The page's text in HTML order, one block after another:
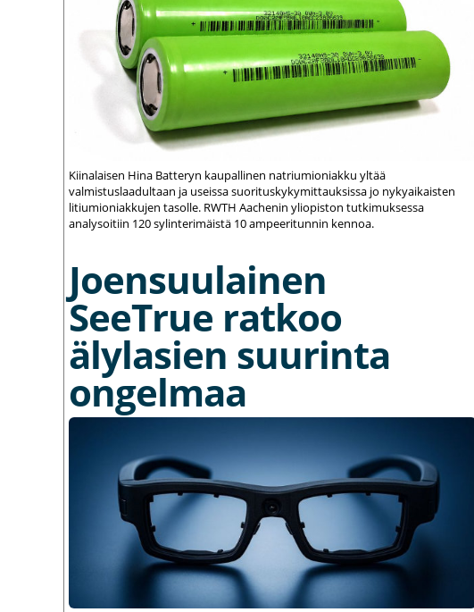
Kiinalaisen Hina Batteryn kaupallinen natriumioniakku yltää
valmistuslaadultaan ja useissa suorituskykymittauksissa jo nykyaikaisten
litiumioniakkujen tasolle. RWTH Aachenin yliopiston tutkimuksessa
analysoitiin 120 sylinterimäistä 10 ampeeritunnin kennoa.
Joensuulainen
SeeTrue ratkoo
älylasien suurinta
ongelmaa